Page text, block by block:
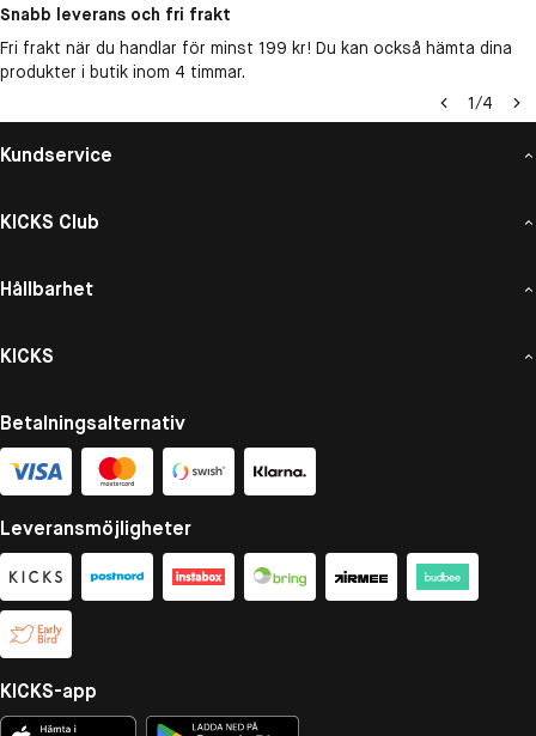
Snabb leverans och fri frakt
Fri frakt när du handlar för minst 199 kr! Du kan också hämta dina
produkter i butik inom 4 timmar.
1/4
Kundservice
KICKS Club
Hållbarhet
KICKS
Betalningsalternativ
Leveransmöjligheter
KICKS-app